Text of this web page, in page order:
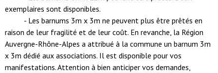
exemplaires sont disponibles.
- Les barnums 3m x 3m ne peuvent plus être prêtés en
raison de leur fragilité et de leur coût. En revanche, la Région
Auvergne-Rhône-Alpes a attribué à la commune un barnum 3m
x 3m dédié aux associations. Il est disponible pour vos
manifestations. Attention à bien anticiper vos demandes,